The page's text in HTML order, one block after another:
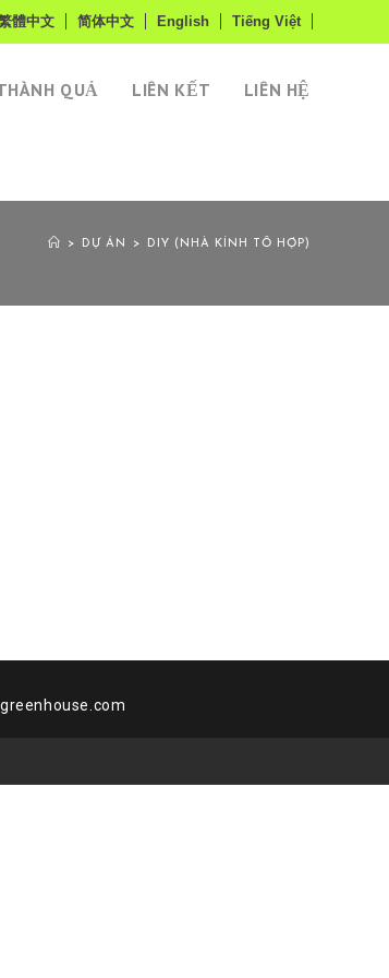
體中文 简体中文 English Tiếng Việt
QUẢ LIÊN KẾT LIÊN HỆ
> DỰ ÁN > DIY (NHÀ KÍNH TỔ HỢP)